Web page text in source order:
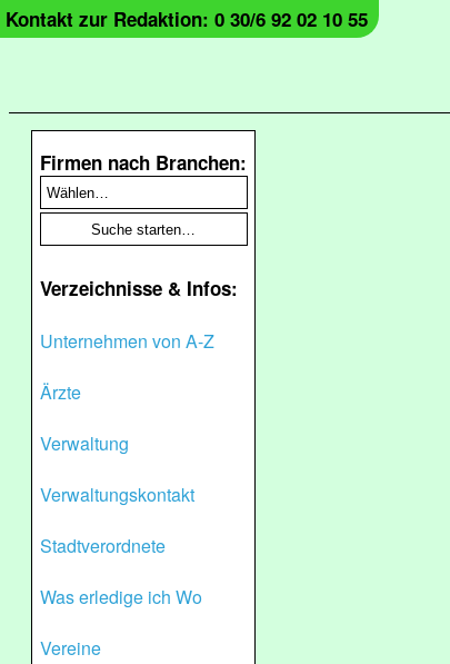
Kontakt zur Redaktion: 0 30/6 92 02 10 55
Firmen nach Branchen:
Verzeichnisse & Infos:
Unternehmen von A-Z
Ärzte
Verwaltung
Verwaltungskontakt
Stadtverordnete
Was erledige ich Wo
Vereine